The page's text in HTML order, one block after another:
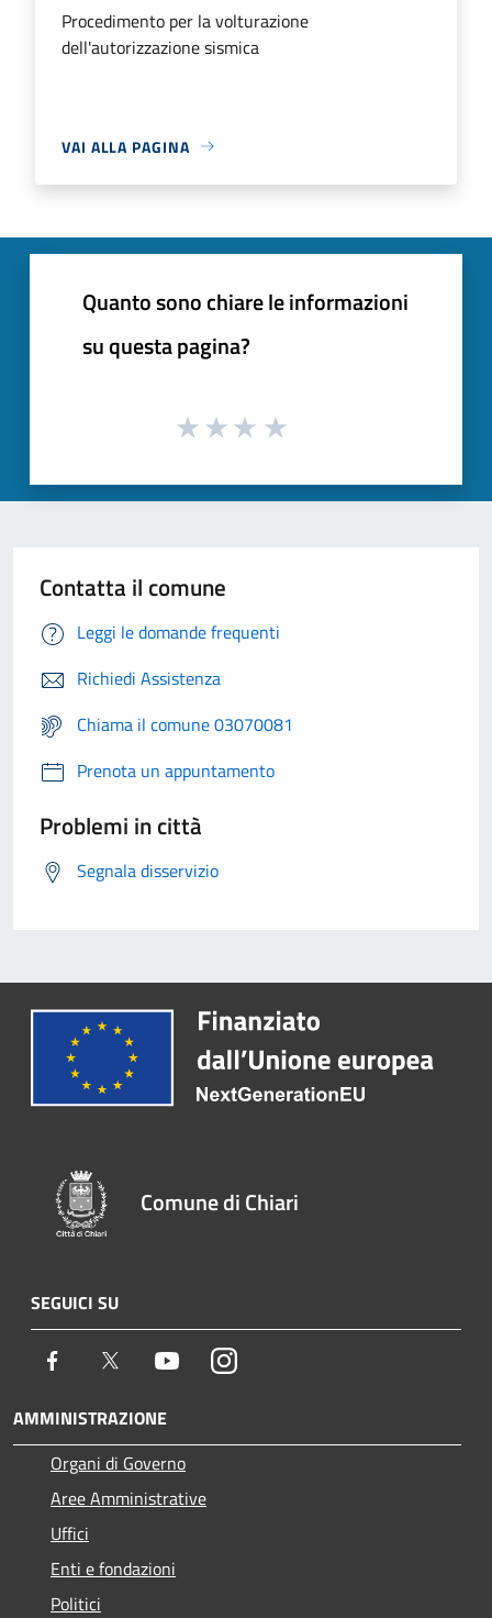
Procedimento per la volturazione
dell'autorizzazione sismica
VAI ALLA PAGINA
Quanto sono chiare le informazioni
su questa pagina?
Contatta il comune
Leggi le domande frequenti
Richiedi Assistenza
Chiama il comune 03070081
Prenota un appuntamento
Problemi in città
Segnala disservizio
Comune di Chiari
SEGUICI SU
Facebook Twitter YoutubeInstagram
AMMINISTRAZIONE
Organi di Governo
Aree Amministrative
Uffici
Enti e fondazioni
Politici